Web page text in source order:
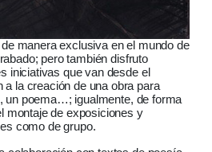
manera exclusiva en el mundo de
pero también disfruto
iniciativas que van desde el
a la creación de una obra para
un poema…; igualmente, de forma
montaje de exposiciones y
como de grupo.